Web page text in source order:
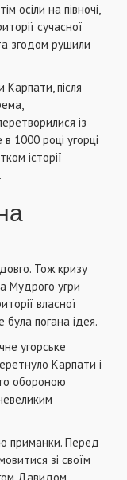
осіли на півночі,
сучасної
згодом рушили
Карпати, після
із
1000 році угорці
історії
Тож кризу
Мудрого угри
власної
погана ідея.
угорське
Карпати і
обороною
приманки. Перед
зі своїм